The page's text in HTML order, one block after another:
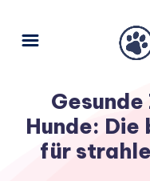
Hunde:
für